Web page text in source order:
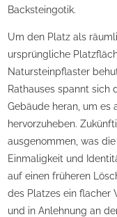
Backsteingotik.
Um den Platz als
ursprüngliche
Natursteinpflaster
Rathauses spannt sich
Gebäude heran, um
hervorzuheben.
ausgenommen, was
Einmaligkeit und
auf einen früheren
des Platzes ein flacher
und in Anlehnung an